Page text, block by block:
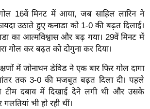
16वें मिनट में आया, जब साहिल लारिन ने
उठाते हुए कनाडा को 1-0 की बढ़त दिलाई।
का आत्मविश्वास और बढ़ गया। 29वें मिनट में
गोल कर बढ़त को दोगुना कर दिया।
में जोनाथन डेविड ने एक बार फिर गोल दागा
तक 3-0 की मजबूत बढ़त दिला दी। पहले
टीम दबाव में दिखाई देने लगी थी और उसके
भी हो रही थीं।